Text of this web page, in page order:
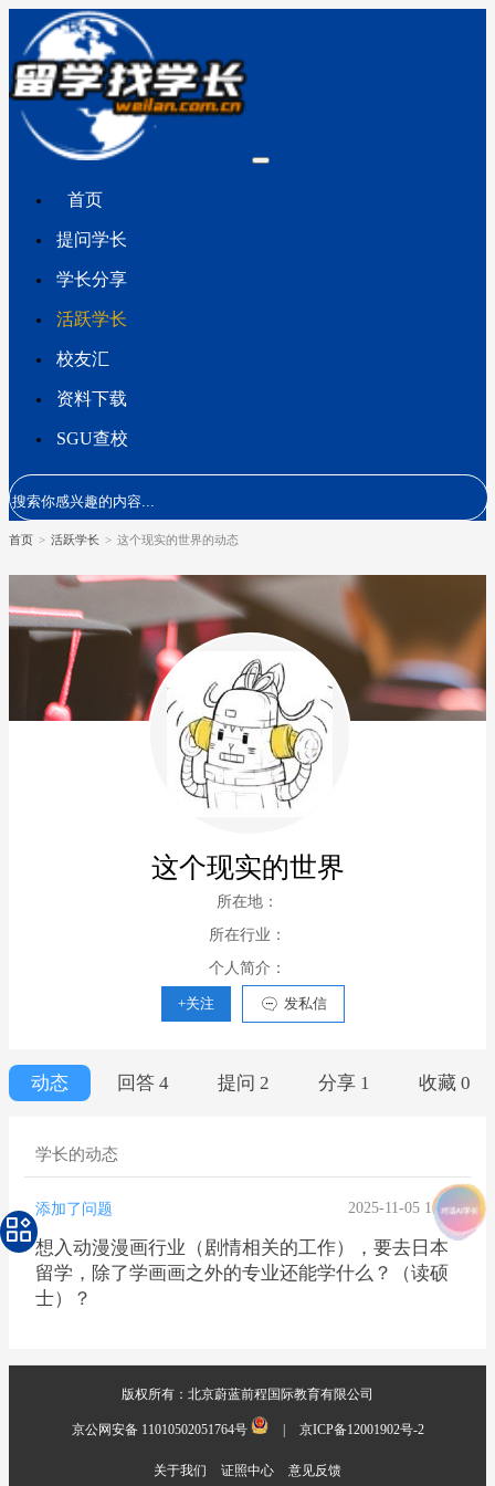
首页
提问学长
学长分享
活跃学长
校友汇
资料下载
SGU查校
首页 > 活跃学长 > 这个现实的世界的动态
这个现实的世界
所在地：
所在行业：
个人简介：
+关注 发私信
动态 回答 4 提问 2 分享 1 收藏 0
学长的动态
添加了问题 2025-11-05 16:20
想入动漫漫画行业（剧情相关的工作），要去日本
留学，除了学画画之外的专业还能学什么？（读硕
士）？
版权所有：北京蔚蓝前程国际教育有限公司
京公网安备 11010502051764号 京ICP备12001902号-2
关于我们 证照中心 意见反馈